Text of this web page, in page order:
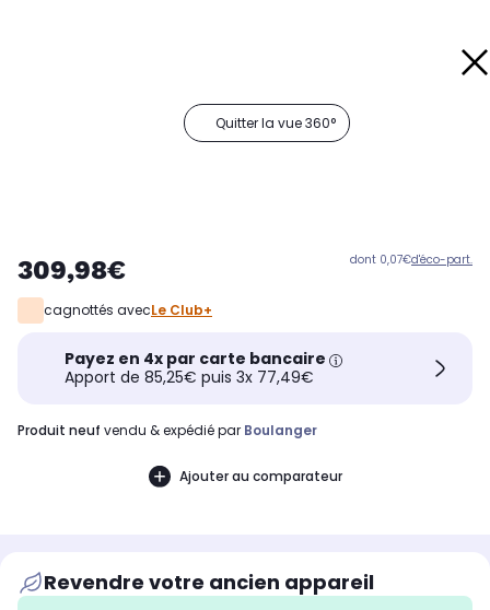
Quitter la vue 360°
309,98€ dont 0,07€d'éco-part.
cagnottés avecLe Club+
Payez en 4x par carte bancaire
Apport de 85,25€ puis 3x 77,49€
produit neuf vendu & expédié par Boulanger
Ajouter au comparateur
Revendre votre ancien appareil